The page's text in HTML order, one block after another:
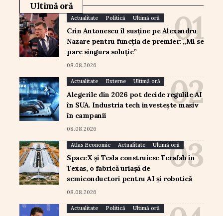
Ultimă oră
Actualitate Politică Ultimă oră
Crin Antonescu îl susține pe Alexandru
Nazare pentru funcția de premier: „Mi se
pare singura soluție”
08.08.2026
Actualitate Externe Ultimă oră
Alegerile din 2026 pot decide regulile AI
în SUA. Industria tech investește masiv
în campanii
08.08.2026
Atlas Economic Actualitate Ultimă oră
SpaceX și Tesla construiesc Terafab în
Texas, o fabrică uriașă de
semiconductori pentru AI și robotică
08.08.2026
Actualitate Politică Ultimă oră